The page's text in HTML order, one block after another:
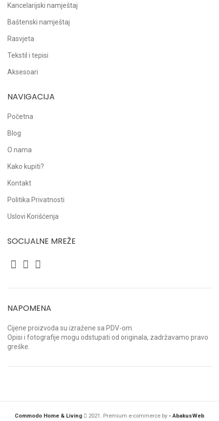
Kancelarijski namještaj
Baštenski namještaj
Rasvjeta
Tekstil i tepisi
Aksesoari
NAVIGACIJA
Početna
Blog
O nama
Kako kupiti?
Kontakt
Politika Privatnosti
Uslovi Korišćenja
SOCIJALNE MREŽE
NAPOMENA
Cijene proizvoda su izražene sa PDV-om.
Opisi i fotografije mogu odstupati od originala, zadržavamo pravo
greške.
Commodo Home & Living 2021. Premium e-commerce by - AbakusWeb